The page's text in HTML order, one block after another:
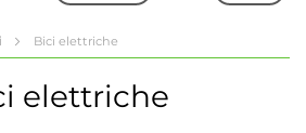
Bici elettriche
elettriche